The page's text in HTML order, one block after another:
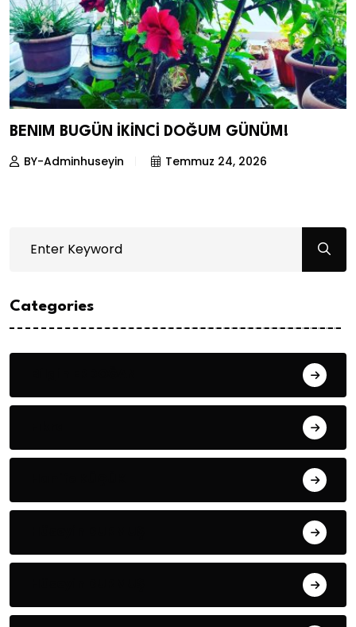
BENIM BUGÜN İKİNCİ DOĞUM GÜNÜM!
BY-Adminhuseyin Temmuz 24, 2026
Categories